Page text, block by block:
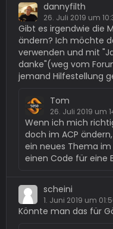
dannyfilth
26. Juli 2019 um
Gibt es irgendwie die
ändern? Ich möchte
verwenden und mit
danke"(weg vom
jemand Hilfestellung
Tom
26. Juli 2019 um
Wenn ich mich
doch im ACP
ein neues Thema
einen Code für eine
scheini
1. Juni 2019 um
Könnte man das für